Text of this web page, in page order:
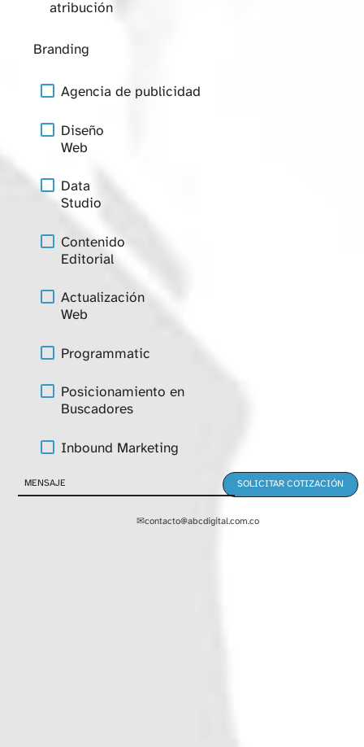
atribución
Branding
Agencia de publicidad
Diseño
Web
Data
Studio
Contenido
Editorial
Actualización
Web
Programmatic
Posicionamiento en
Buscadores
Inbound Marketing
✉contacto@abcdigital.com.co